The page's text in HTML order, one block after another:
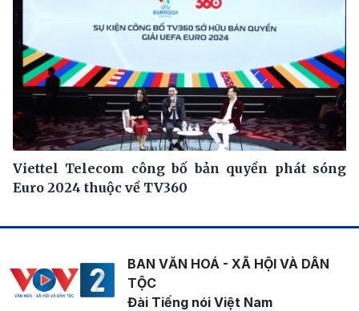
Viettel Telecom công bố bản quyền phát sóng
Euro 2024 thuộc về TV360
BAN VĂN HOÁ - XÃ HỘI VÀ DÂN
TỘC
Đài Tiếng nói Việt Nam